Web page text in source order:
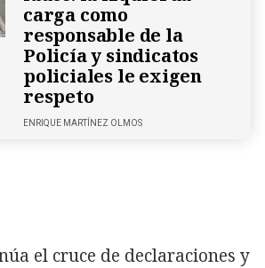
carga como
responsable de la
Policía y sindicatos
policiales le exigen
respeto
ENRIQUE MARTÍNEZ OLMOS
el cruce de declaraciones y